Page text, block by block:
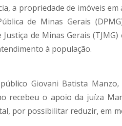
a propriedade de imóveis
de Minas Gerais
de Minas Gerais
à população.
Giovani Batista
recebeu o apoio da juíza
por possibilitar reduzir, em